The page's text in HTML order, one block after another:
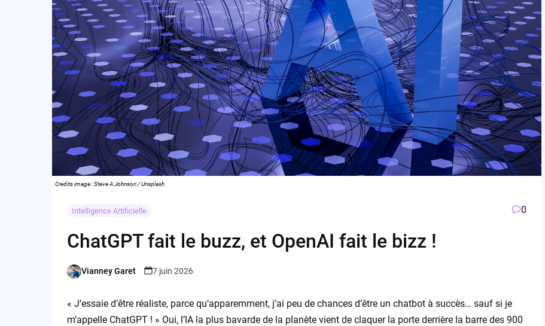
Credits image : Steve A Johnson / Unsplash
Intelligence Artificielle 0
ChatGPT fait le buzz, et OpenAI fait le bizz !
Posted
Vianney Garet 7 juin 2026
« J’essaie d’être réaliste, parce qu’apparemment, j’ai peu de chances d’être un chatbot à succès… sauf si je
m’appelle ChatGPT ! » Oui, l’IA la plus bavarde de la planète vient de claquer la porte derrière la barre des 900